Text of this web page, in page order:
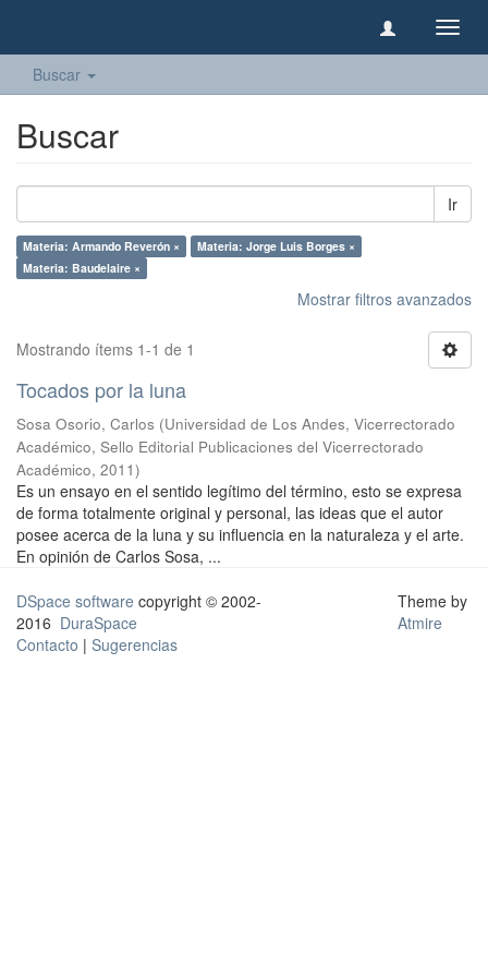
Buscar
Buscar
Ir
Materia: Armando Reverón ×
Materia: Jorge Luis Borges ×
Materia: Baudelaire ×
Mostrar filtros avanzados
Mostrando ítems 1-1 de 1
Tocados por la luna
Sosa Osorio, Carlos (Universidad de Los Andes, Vicerrectorado
Académico, Sello Editorial Publicaciones del Vicerrectorado
Académico, 2011)
Es un ensayo en el sentido legítimo del término, esto se expresa
de forma totalmente original y personal, las ideas que el autor
posee acerca de la luna y su influencia en la naturaleza y el arte.
En opinión de Carlos Sosa, ...
DSpace software copyright © 2002-
2016 DuraSpace
Contacto | Sugerencias
Theme by
Atmire